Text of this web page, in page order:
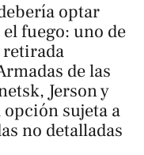
optar
fuego: uno de
retirada
de las
Jerson y
sujeta a
no detalladas